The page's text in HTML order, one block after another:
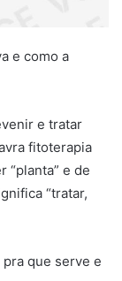
e como a
e tratar
fitoterapia
“planta” e de
“tratar,
que serve e